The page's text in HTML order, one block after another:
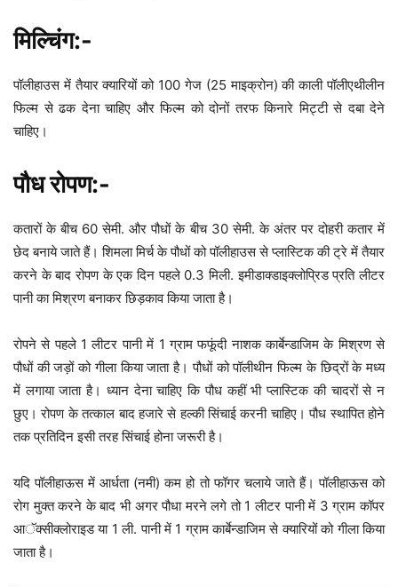
मिल्चिंग:-
पॉलीहाउस में तैयार क्यारियों को 100 गेज (25 माइक्रोन) की काली पॉलीएथीलीन
फिल्म से ढक देना चाहिए और फिल्म को दोनों तरफ किनारे मिट्टी से दबा देने
चाहिए।
पौध रोपण:-
कतारों के बीच 60 सेमी. और पौधों के बीच 30 सेमी. के अंतर पर दोहरी कतार में
छेद बनाये जाते हैं। शिमला मिर्च के पौधों को पॉलीहाउस से प्लास्टिक की ट्रे में तैयार
करने के बाद रोपण के एक दिन पहले 0.3 मिली. इमीडाक्डाइक्लोप्रिड प्रति लीटर
पानी का मिश्रण बनाकर छिड़काव किया जाता है।
रोपने से पहले 1 लीटर पानी में 1 ग्राम फफूंदी नाशक कार्बेन्डाजिम के मिश्रण से
पौधों की जड़ों को गीला किया जाता है। पौधों को पॉलीथीन फिल्म के छिद्रों के मध्य
में लगाया जाता है। ध्यान देना चाहिए कि पौध कहीं भी प्लास्टिक की चादरों से न
छुए। रोपण के तत्काल बाद हजारे से हल्की सिंचाई करनी चाहिए। पौध स्थापित होने
तक प्रतिदिन इसी तरह सिंचाई होना जरूरी है।
यदि पॉलीहाऊस में आर्धता (नमी) कम हो तो फॉगर चलाये जाते हैं। पॉलीहाऊस को
रोग मुक्त करने के बाद भी अगर पौधा मरने लगे तो 1 लीटर पानी में 3 ग्राम कॉपर
आॅक्सीक्लोराइड या 1 ली. पानी में 1 ग्राम कार्बेन्डाजिम से क्यारियों को गीला किया
जाता है।